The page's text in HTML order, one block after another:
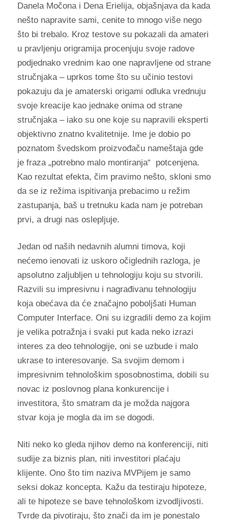
Danela Močona i Dena Erielija, objašnjava da kada
nešto napravite sami, cenite to mnogo više nego
što bi trebalo. Kroz testove su pokazali da amateri
u pravljenju origramija procenjuju svoje radove
podjednako vrednim kao one napravljene od strane
stručnjaka – uprkos tome što su učinio testovi
pokazuju da je amaterski origami odluka vrednuju
svoje kreacije kao jednake onima od strane
stručnjaka – iako su one koje su napravili eksperti
objektivno znatno kvalitetnije. Ime je dobio po
poznatom švedskom proizvođaču nameštaja gde
je fraza „potrebno malo montiranja“ potcenjena.
Kao rezultat efekta, čim pravimo nešto, skloni smo
da se iz režima ispitivanja prebacimo u režim
zastupanja, baš u tretnuku kada nam je potreban
prvi, a drugi nas oslepljuje.
Jedan od naših nedavnih alumni timova, koji
nećemo ienovati iz uskoro očiglednih razloga, je
apsolutno zaljubljen u tehnologiju koju su stvorili.
Razvili su impresivnu i nagrađivanu tehnologiju
koja obećava da će značajno poboljšati Human
Computer Interface. Oni su izgradili demo za kojim
je velika potražnja i svaki put kada neko izrazi
interes za deo tehnologije, oni se uzbude i malo
ukrase to interesovanje. Sa svojim demom i
impresivnim tehnološkim sposobnostima, dobili su
novac iz poslovnog plana konkurencije i
investitora, što smatram da je možda najgora
stvar koja je mogla da im se dogodi.
Niti neko ko gleda njihov demo na konferenciji, niti
sudije za biznis plan, niti investitori plaćaju
klijente. Ono što tim naziva MVPijem je samo
seksi dokaz koncepta. Kažu da testiraju hipoteze,
ali te hipoteze se bave tehnološkom izvodljivosti.
Tvrde da pivotiraju, što znači da im je ponestalo